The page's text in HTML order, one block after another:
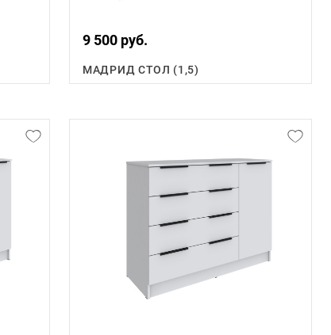
9 500 руб.
МАДРИД СТОЛ (1,5)